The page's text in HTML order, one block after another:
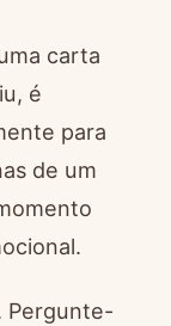
carta
é
para
de um
Pergunte-